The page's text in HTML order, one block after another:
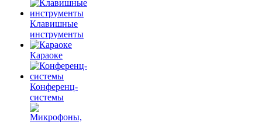
Клавишные
инструменты
Караоке
Конференц-
системы